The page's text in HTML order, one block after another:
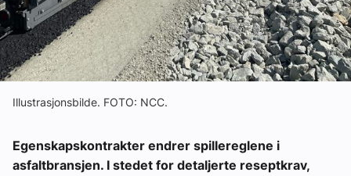
Illustrasjonsbilde. FOTO: NCC.
Egenskapskontrakter endrer spillereglene i
asfaltbransjen. I stedet for detaljerte reseptkrav,